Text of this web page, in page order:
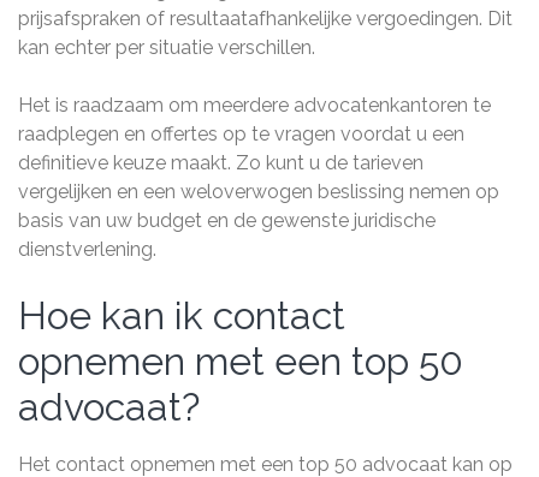
prijsafspraken of resultaatafhankelijke vergoedingen. Dit
kan echter per situatie verschillen.
Het is raadzaam om meerdere advocatenkantoren te
raadplegen en offertes op te vragen voordat u een
definitieve keuze maakt. Zo kunt u de tarieven
vergelijken en een weloverwogen beslissing nemen op
basis van uw budget en de gewenste juridische
dienstverlening.
Hoe kan ik contact
opnemen met een top 50
advocaat?
Het contact opnemen met een top 50 advocaat kan op